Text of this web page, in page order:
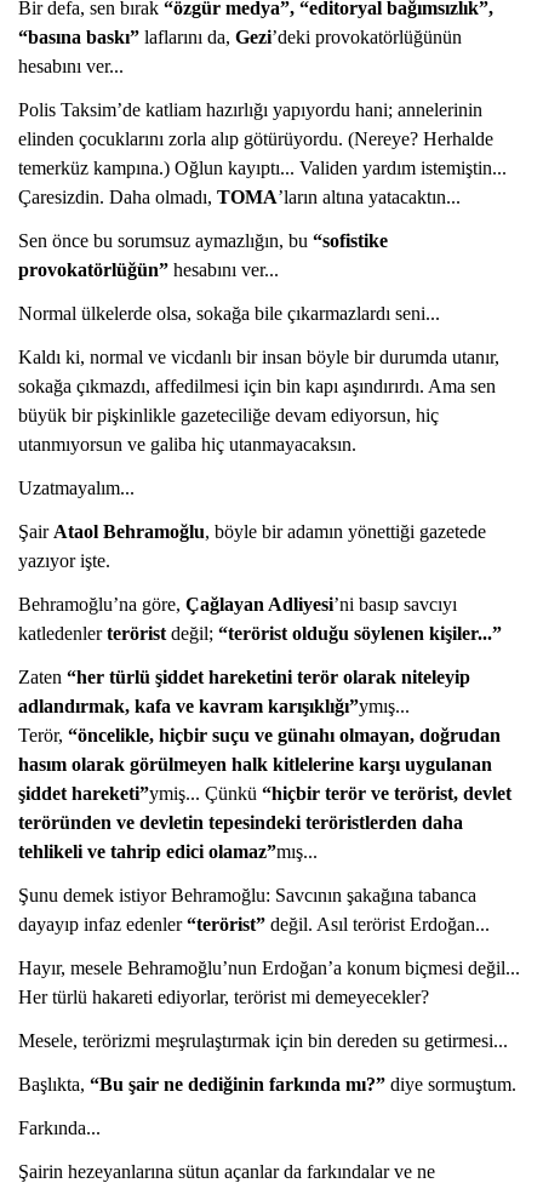
Bir defa, sen bırak “özgür medya”, “editoryal bağımsızlık”,
“basına baskı” laflarını da, Gezi’deki provokatörlüğünün
hesabını ver...
Polis Taksim’de katliam hazırlığı yapıyordu hani; annelerinin
elinden çocuklarını zorla alıp götürüyordu. (Nereye? Herhalde
temerküz kampına.) Oğlun kayıptı... Validen yardım istemiştin...
Çaresizdin. Daha olmadı, TOMA’ların altına yatacaktın...
Sen önce bu sorumsuz aymazlığın, bu “sofistike
provokatörlüğün” hesabını ver...
Normal ülkelerde olsa, sokağa bile çıkarmazlardı seni...
Kaldı ki, normal ve vicdanlı bir insan böyle bir durumda utanır,
sokağa çıkmazdı, affedilmesi için bin kapı aşındırırdı. Ama sen
büyük bir pişkinlikle gazeteciliğe devam ediyorsun, hiç
utanmıyorsun ve galiba hiç utanmayacaksın.
Uzatmayalım...
Şair Ataol Behramoğlu, böyle bir adamın yönettiği gazetede
yazıyor işte.
Behramoğlu’na göre, Çağlayan Adliyesi’ni basıp savcıyı
katledenlerterörist değil; “terörist olduğu söylenen kişiler...”
Zaten “her türlü şiddet hareketini terör olarak niteleyip
adlandırmak, kafa ve kavram karışıklığı”ymış...
Terör, “öncelikle, hiçbir suçu ve günahı olmayan, doğrudan
hasım olarak görülmeyen halk kitlelerine karşı uygulanan
şiddet hareketi”ymiş... Çünkü “hiçbir terör ve terörist, devlet
teröründen ve devletin tepesindeki teröristlerden daha
tehlikeli ve tahrip edici olamaz”mış...
Şunu demek istiyor Behramoğlu: Savcının şakağına tabanca
dayayıp infaz edenler“terörist” değil. Asıl terörist Erdoğan...
Hayır, mesele Behramoğlu’nun Erdoğan’a konum biçmesi değil...
Her türlü hakareti ediyorlar, terörist mi demeyecekler?
Mesele, terörizmi meşrulaştırmak için bin dereden su getirmesi...
Başlıkta, “Bu şair ne dediğinin farkında mı?” diye sormuştum.
Farkında...
Şairin hezeyanlarına sütun açanlar da farkındalar ve ne